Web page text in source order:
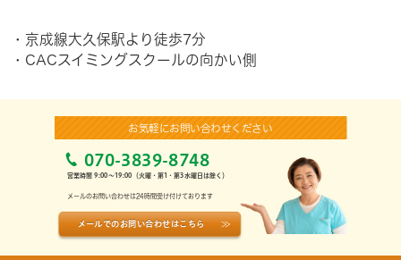
・京成線大久保駅より徒歩7分
・ CACスイミングスクールの向かい側
お気軽にお問い合わせください
070-3839-8748
営業時間 9:00～19:00（火曜・ 第1・第3水曜日は除く）
メールのお問い合わせは24時間受け付けております
メールでのお問い合わせはこちら